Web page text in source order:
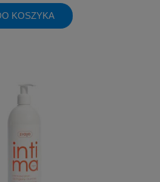
KOSZYKA